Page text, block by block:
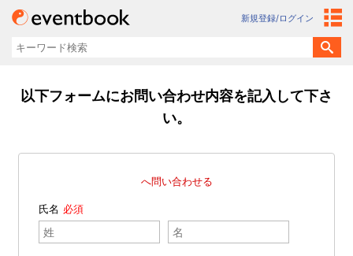
新規登録/ログイン
以下フォームにお問い合わせ内容を記入して下さ
い。
へ問い合わせる
氏名